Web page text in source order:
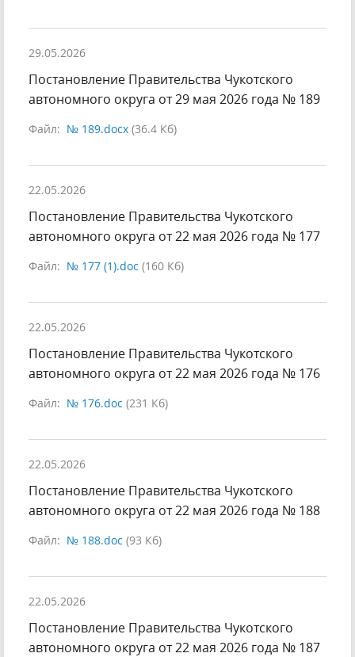
29.05.2026
Постановление Правительства Чукотского
автономного округа от 29 мая 2026 года № 189
Файл: № 189.docx (36.4 Кб)
22.05.2026
Постановление Правительства Чукотского
автономного округа от 22 мая 2026 года № 177
Файл: № 177 (1).doc (160 Кб)
22.05.2026
Постановление Правительства Чукотского
автономного округа от 22 мая 2026 года № 176
Файл: № 176.doc (231 Кб)
22.05.2026
Постановление Правительства Чукотского
автономного округа от 22 мая 2026 года № 188
Файл: № 188.doc (93 Кб)
22.05.2026
Постановление Правительства Чукотского
автономного округа от 22 мая 2026 года № 187